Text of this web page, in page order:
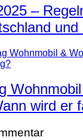
–
und
wird er